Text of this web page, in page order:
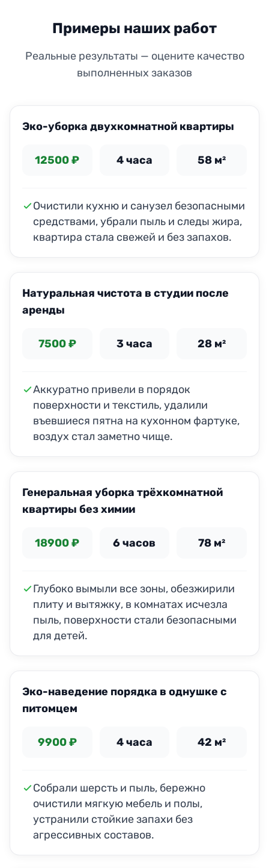
Примеры наших работ
Реальные результаты — оцените качество
выполненных заказов
Эко-уборка двухкомнатной квартиры
12500 ₽ 4 часа 58 м²
Очистили кухню и санузел безопасными
средствами, убрали пыль и следы жира,
квартира стала свежей и без запахов.
Натуральная чистота в студии после
аренды
7500 ₽ 3 часа 28 м²
Аккуратно привели в порядок
поверхности и текстиль, удалили
въевшиеся пятна на кухонном фартуке,
воздух стал заметно чище.
Генеральная уборка трёхкомнатной
квартиры без химии
18900 ₽ 6 часов 78 м²
Глубоко вымыли все зоны, обезжирили
плиту и вытяжку, в комнатах исчезла
пыль, поверхности стали безопасными
для детей.
Эко-наведение порядка в однушке с
питомцем
9900 ₽ 4 часа 42 м²
Собрали шерсть и пыль, бережно
очистили мягкую мебель и полы,
устранили стойкие запахи без
агрессивных составов.